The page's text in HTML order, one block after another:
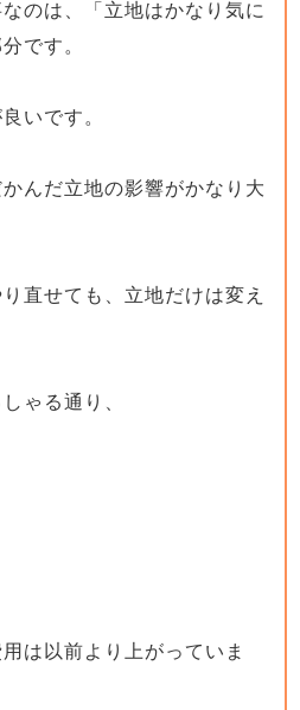
のは、「立地はかなり気に
です。
いです。
んだ立地の影響がかなり大
直せても、立地だけは変え
ゃる通り、
は以前より上がっていま